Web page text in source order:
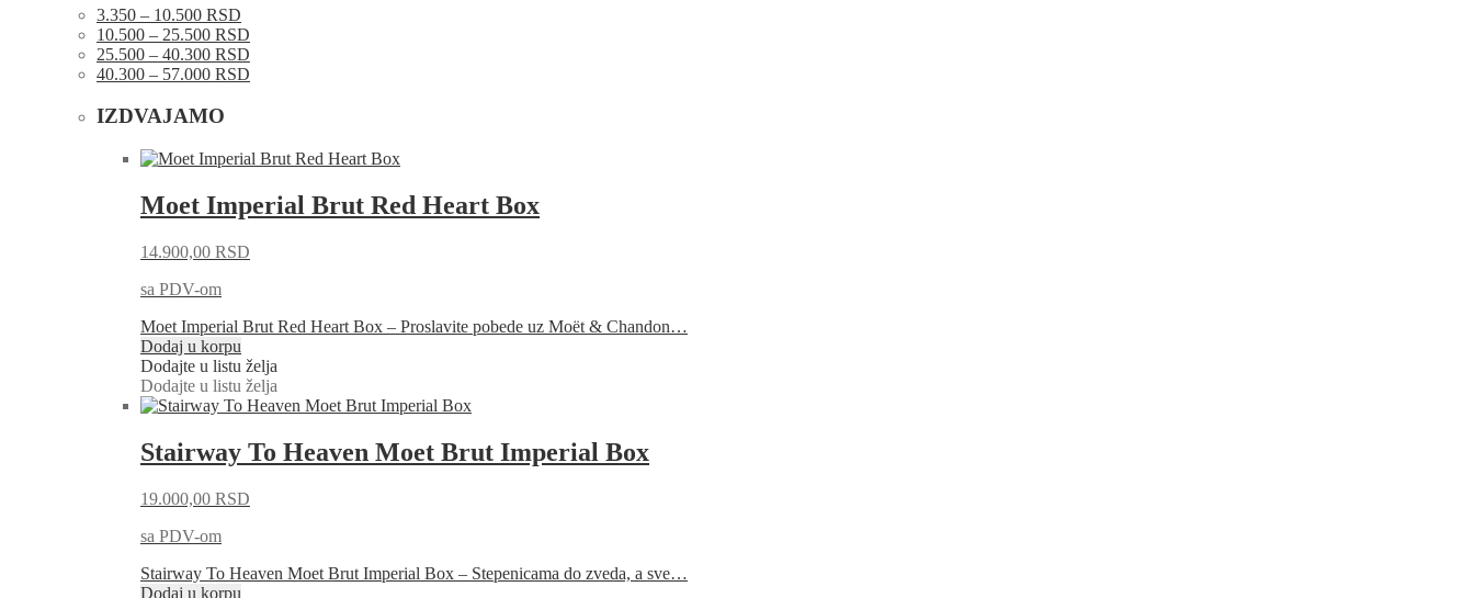
3.350 – 10.500 RSD
10.500 – 25.500 RSD
25.500 – 40.300 RSD
40.300 – 57.000 RSD
IZDVAJAMO
Moet Imperial Brut Red Heart Box
14.900,00 RSD
sa PDV-om
Moet Imperial Brut Red Heart Box – Proslavite pobede uz Moët & Chandon…
Dodaj u korpu
Dodajte u listu želja
Dodajte u listu želja
Stairway To Heaven Moet Brut Imperial Box
19.000,00 RSD
sa PDV-om
Stairway To Heaven Moet Brut Imperial Box – Stepenicama do zveda, a sve…
Dodaj u korpu